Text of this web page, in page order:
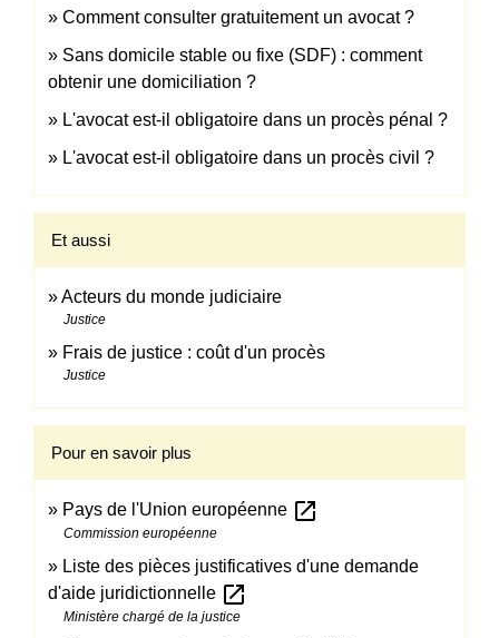
Comment consulter gratuitement un avocat ?
Sans domicile stable ou fixe (SDF) : comment
obtenir une domiciliation ?
L'avocat est-il obligatoire dans un procès pénal ?
L'avocat est-il obligatoire dans un procès civil ?
Et aussi
Acteurs du monde judiciaire
Justice
Frais de justice : coût d'un procès
Justice
Pour en savoir plus
Pays de l'Union européenne open_in_new
Commission européenne
Liste des pièces justificatives d'une demande
d'aide juridictionnelle open_in_new
Ministère chargé de la justice